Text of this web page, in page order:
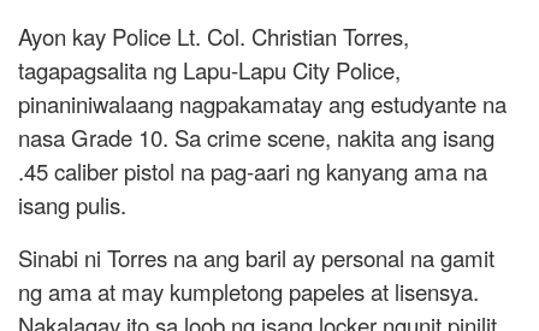
Ayon kay Police Lt. Col. Christian Torres,
tagapagsalita ng Lapu-Lapu City Police,
pinaniniwalaang nagpakamatay ang estudyante na
nasa Grade 10. Sa crime scene, nakita ang isang
.45 caliber pistol na pag-aari ng kanyang ama na
isang pulis.
Sinabi ni Torres na ang baril ay personal na gamit
ng ama at may kumpletong papeles at lisensya.
Nakalagay ito sa loob ng isang locker ngunit pinilit